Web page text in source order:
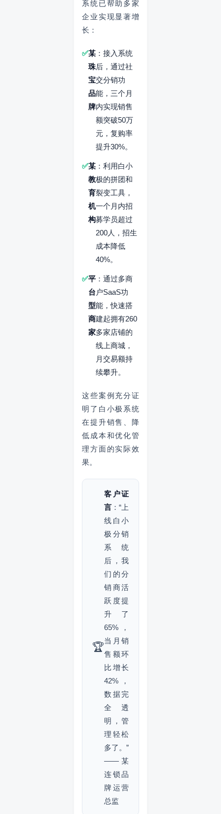
系统已帮助多家
企业实现显著增
长：
某
珠
宝
品
牌
：接入系统
后，通过社
交分销功
能，三个月
内实现销售
额突破50万
元，复购率
提升30%。
某
教
育
机
构
：利用白小
极的拼团和
裂变工具，
一个月内招
募学员超过
200人，招生
成本降低
40%。
平
台
型
商
家
：通过多商
户SaaS功
能，快速搭
建起拥有260
多家店铺的
线上商城，
月交易额持
续攀升。
这些案例充分证
明了白小极系统
在提升销售、降
低成本和优化管
理方面的实际效
果。
🏆
客户证
言 ：“上
线白小
极分销
系统
后，我
们的分
销商活
跃度提
升了
65%，
当月销
售额环
比增长
42%，
数据完
全透
明，管
理轻松
多了。”
—— 某
连锁品
牌运营
总监